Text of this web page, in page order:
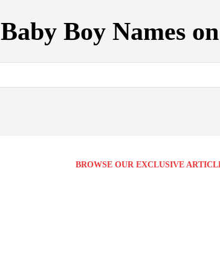
Baby Boy Names
BROWSE OUR EXCLUSIVE